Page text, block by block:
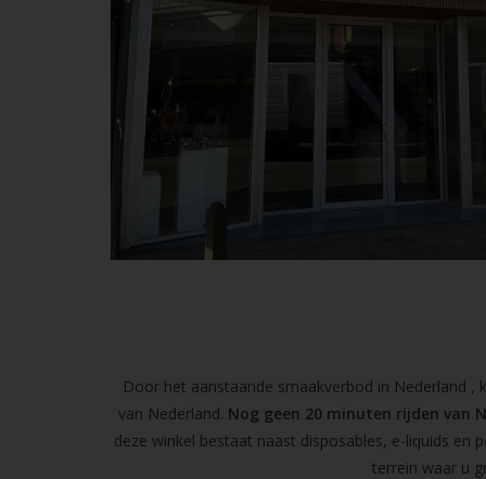
Door het aanstaande smaakverbod in Nederland ,
van Nederland. Nog geen 20 minuten rijden van
deze winkel bestaat naast disposables, e-liquids en
terrein waar u